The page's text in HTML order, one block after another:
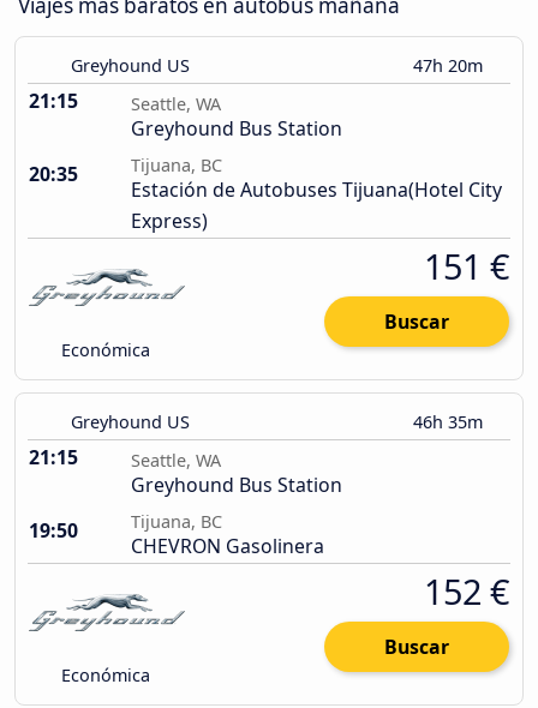
Viajes más baratos en autobús mañana
Greyhound US 47h 20m
21:15 Seattle, WA
Greyhound Bus Station
20:35
Tijuana, BC
Estación de Autobuses Tijuana(Hotel City
Express)
Económica
151 €
Buscar
Greyhound US 46h 35m
21:15 Seattle, WA
Greyhound Bus Station
19:50
Tijuana, BC
CHEVRON Gasolinera
Económica
152 €
Buscar